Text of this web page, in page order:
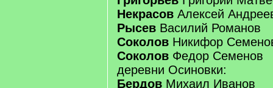
Некрасов Алексей
Рысев Василий Романов
Соколов Никифор
Соколов Федор Семенов
деревни Осиновки:
Бердов Михаил Иванов